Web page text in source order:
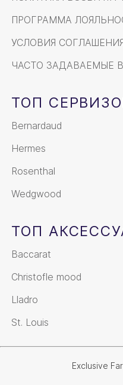
ПРОГРАММА
УСЛОВИЯ
ЧАСТО ЗАДАВАЕМЫЕ
ТОП
Bernardaud
Hermes
Rosenthal
Wedgwood
ТОП
Baccarat
Christofle mood
Lladro
St. Louis
Exclusive